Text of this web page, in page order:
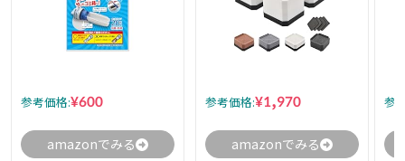
参考価格:¥600
amazonでみる
参考価格:¥1,970
amazonでみる
参